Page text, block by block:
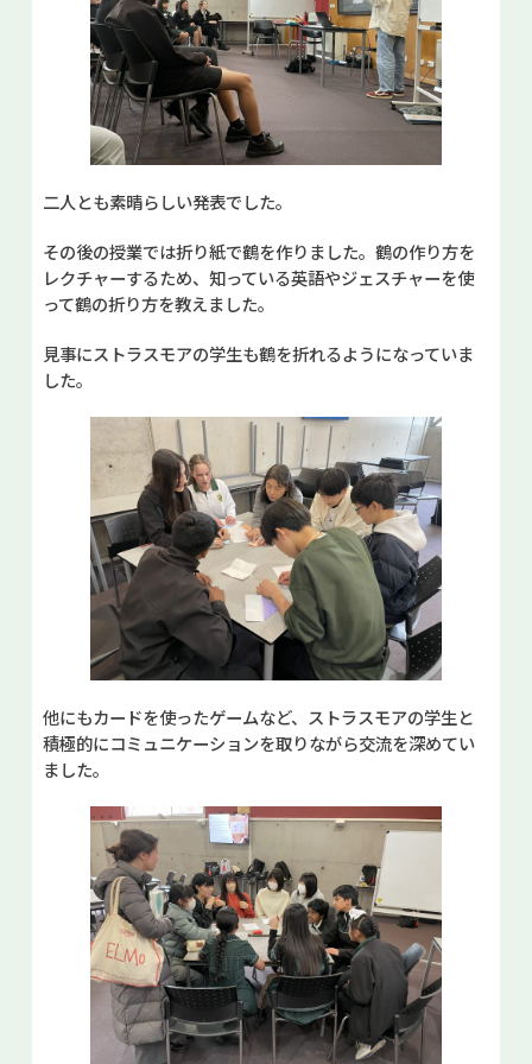
二人とも素晴らしい発表でした。
その後の授業では折り紙で鶴を作りました。鶴の作り方を
レクチャーするため、知っている英語やジェスチャーを使
って鶴の折り方を教えました。
見事にストラスモアの学生も鶴を折れるようになっていま
した。
他にもカードを使ったゲームなど、ストラスモアの学生と
積極的にコミュニケーションを取りながら交流を深めてい
ました。